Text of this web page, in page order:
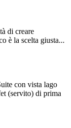
di creare
è la scelta giusta...
con vista lago
(servito) di prima